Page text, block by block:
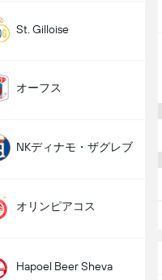
St. Gilloise
オーフス
NKディナモ・ザグレブ
オリンピアコス
Hapoel Beer Sheva